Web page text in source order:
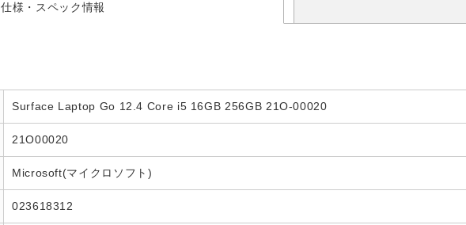
仕様・スペック情報
Surface Laptop Go 12.4 Core i5 16GB 256GB 21O-00020
21O00020
Microsoft(マイクロソフト)
023618312